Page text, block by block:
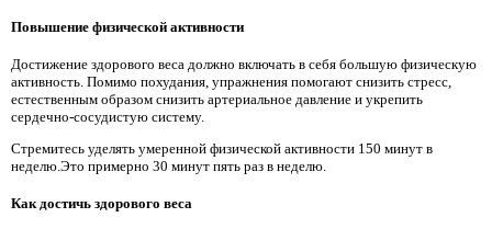
Повышение физической активности
Достижение здорового веса должно включать в себя большую физическую
активность. Помимо похудания, упражнения помогают снизить стресс,
естественным образом снизить артериальное давление и укрепить
сердечно-сосудистую систему.
Стремитесь уделять умеренной физической активности 150 минут в
неделю.Это примерно 30 минут пять раз в неделю.
Как достичь здорового веса